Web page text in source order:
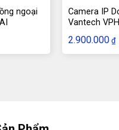
tốn
ngoại
Camera IP
Vantech
2.900.000 ₫